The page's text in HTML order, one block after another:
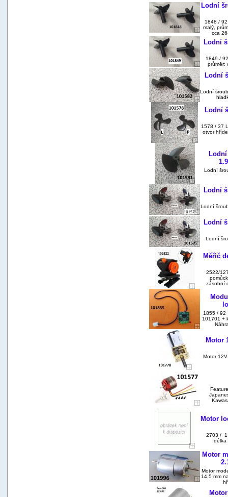
Lodní
1848 /
malý,
cca
Lodní
1849 /
průměr:
Lodní
Lodní
Lodní
1578 / 37
otvor
Lodní
Lodní
Lodní
Lodní
Lodní
Měřič
2522/
zásobní
1855 / 92
101701 +
Motor
Motor
Motor
2703 /
délka
Motor
Motor
14,5 mm